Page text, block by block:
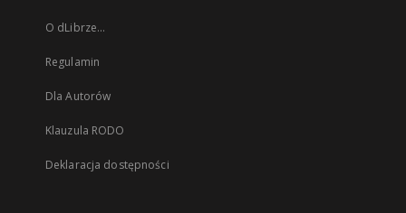
O dLibrze...
Regulamin
Dla Autorów
Klauzula RODO
Deklaracja dostępności